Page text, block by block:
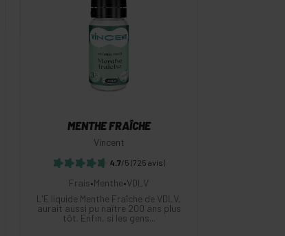
Commander
MENTHE FRAÎCHE
Vincent
4.7/5 (725 avis)
Frais•Menthe•VDLV
L'E liquide Menthe Fraîche de VDLV,
aurait aussi pu naître 200 ans plus
tôt. Enfin, si les gens...